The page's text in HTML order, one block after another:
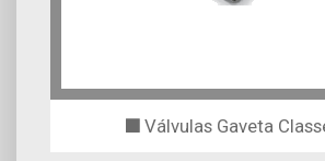
Válvulas Gaveta